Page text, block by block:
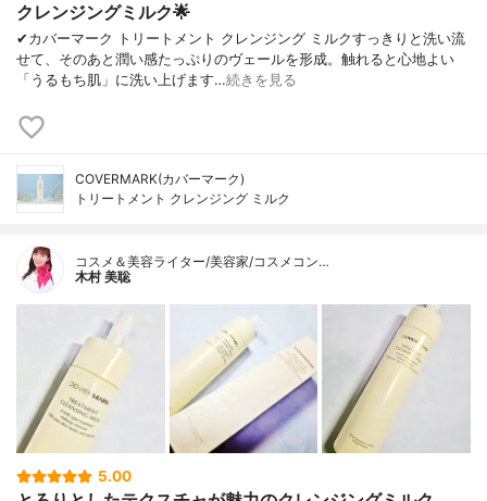
クレンジングミルク🌟
✔︎カバーマーク トリートメント クレンジング ミルクすっきりと洗い流
せて、そのあと潤い感たっぷりのヴェールを形成。触れると心地よい
「うるもち肌」に洗い上げます…続きを見る
COVERMARK(カバーマーク)
トリートメント クレンジング ミルク
コスメ＆美容ライター/美容家/コスメコン…
木村 美聡
5.00